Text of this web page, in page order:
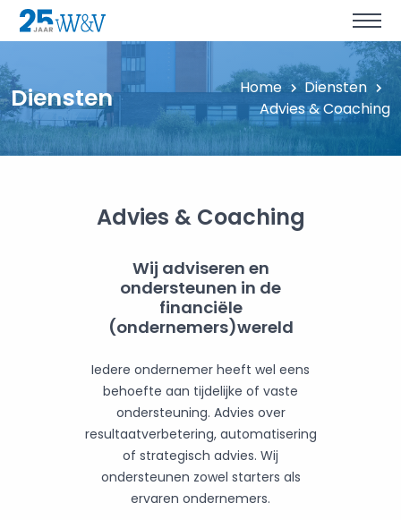
Diensten Home
Diensten
Advies & Coaching
Advies & Coaching
Wij adviseren en
ondersteunen in de
financiële
(ondernemers)wereld
Iedere ondernemer heeft wel eens
behoefte aan tijdelijke of vaste
ondersteuning. Advies over
resultaatverbetering, automatisering
of strategisch advies. Wij
ondersteunen zowel starters als
ervaren ondernemers.